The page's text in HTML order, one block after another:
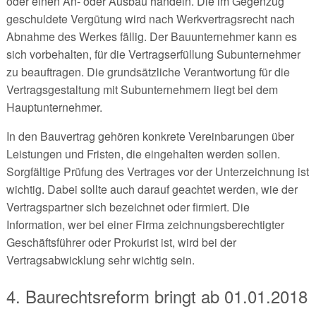
geschuldete Vergütung wird nach Werkvertragsrecht nach
Abnahme des Werkes fällig. Der Bauunternehmer kann es
sich vorbehalten, für die Vertragserfüllung Subunternehmer
zu beauftragen. Die grundsätzliche Verantwortung für die
Vertragsgestaltung mit Subunternehmern liegt bei dem
Hauptunternehmer.
In den Bauvertrag gehören konkrete Vereinbarungen über
Leistungen und Fristen, die eingehalten werden sollen.
Sorgfältige Prüfung des Vertrages vor der Unterzeichnung ist
wichtig. Dabei sollte auch darauf geachtet werden, wie der
Vertragspartner sich bezeichnet oder firmiert. Die
Information, wer bei einer Firma zeichnungsberechtigter
Geschäftsführer oder Prokurist ist, wird bei der
Vertragsabwicklung sehr wichtig sein.
4. Baurechtsreform bringt ab 01.01.2018